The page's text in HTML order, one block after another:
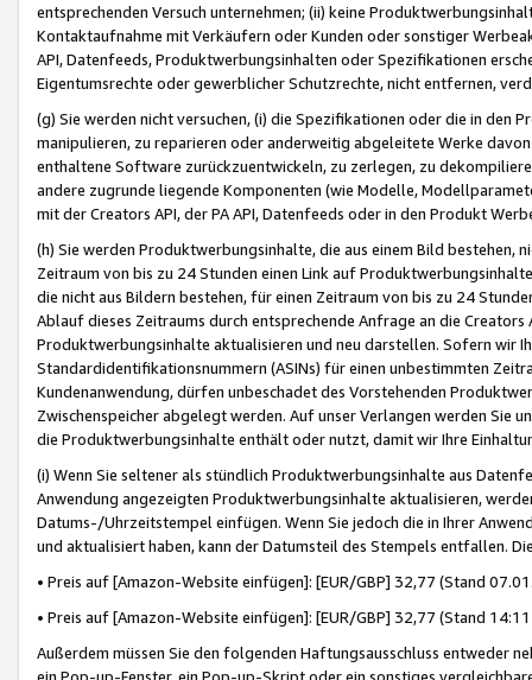
entsprechenden Versuch unternehmen; (ii) keine
Kontaktaufnahme mit Verkäufern oder Kunden oder sonstiger
API, Datenfeeds, Produktwerbungsinhalten oder Spezifikationen
Eigentumsrechte oder gewerblicher Schutzrechte, nicht entfernen,
(g) Sie werden nicht versuchen, (i) die Spezifikationen oder die in
manipulieren, zu reparieren oder anderweitig abgeleitete Werke
enthaltene Software zurückzuentwickeln, zu zerlegen, zu
andere zugrunde liegende Komponenten (wie Modelle,
mit der Creators API, der PA API, Datenfeeds oder in den Produkt
(h) Sie werden Produktwerbungsinhalte, die aus einem Bild bestehen,
Zeitraum von bis zu 24 Stunden einen Link auf
die nicht aus Bildern bestehen, für einen Zeitraum von bis zu 24
Ablauf dieses Zeitraums durch entsprechende Anfrage an die
Produktwerbungsinhalte aktualisieren und neu darstellen. Sofern wir
Standardidentifikationsnummern (ASINs) für einen unbestimmten
Kundenanwendung, dürfen unbeschadet des Vorstehenden
Zwischenspeicher abgelegt werden. Auf unser Verlangen werden Sie
die Produktwerbungsinhalte enthält oder nutzt, damit wir Ihre
(i) Wenn Sie seltener als stündlich Produktwerbungsinhalte aus
Anwendung angezeigten Produktwerbungsinhalte aktualisieren,
Datums-/Uhrzeitstempel einfügen. Wenn Sie jedoch die in Ihrer
und aktualisiert haben, kann der Datumsteil des Stempels entfallen.
• Preis auf [Amazon-Website einfügen]: [EUR/GBP] 32,77 (Stand
• Preis auf [Amazon-Website einfügen]: [EUR/GBP] 32,77 (Stand
Außerdem müssen Sie den folgenden Haftungsausschluss entweder
ein Pop-up-Fenster, ein Pop-up-Skript oder ein sonstiges